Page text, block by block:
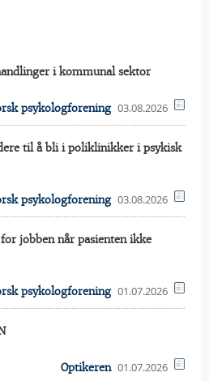
i kommunal sektor
psykologforening 03.08.2026
til å bli i poliklinikker i psykisk
psykologforening 03.08.2026
jobben når pasienten ikke
psykologforening 01.07.2026
Optikeren 01.07.2026